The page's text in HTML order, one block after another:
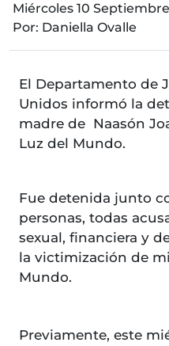
Miércoles 10 Septiembre
Por: Daniella Ovalle
El Departamento de
Unidos informó la
madre de Naasón
Luz del Mundo.
Fue detenida junto
personas, todas
sexual, financiera y
la victimización de
Mundo.
Previamente, este